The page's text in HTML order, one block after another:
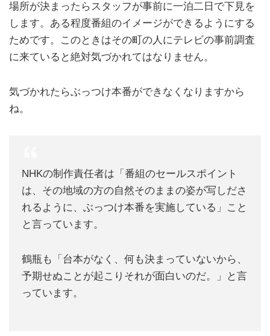
場所が決まったらスタッフが事前に一泊二日で下見を
します。ある程度番組のイメージができるようにする
ためです。このときはその町の人にテレビの事前調査
に来ていると絶対気づかれてはなりません。
気づかれたらぶっつけ本番ができなくなりますから
ね。
NHKの制作責任者は「番組のセールスポイント
は、その地域の方の自然そのままの姿が写しださ
れるように、ぶっつけ本番を実施している」こと
と言っています。
鶴瓶も「台本がなく、何も決まっていないから、
予期せぬことが起こりそれが面白いのだ。」と言
っています。